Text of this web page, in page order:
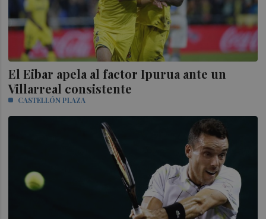
El Eibar apela al factor Ipurua ante un
Villarreal consistente
CASTELLÓN PLAZA